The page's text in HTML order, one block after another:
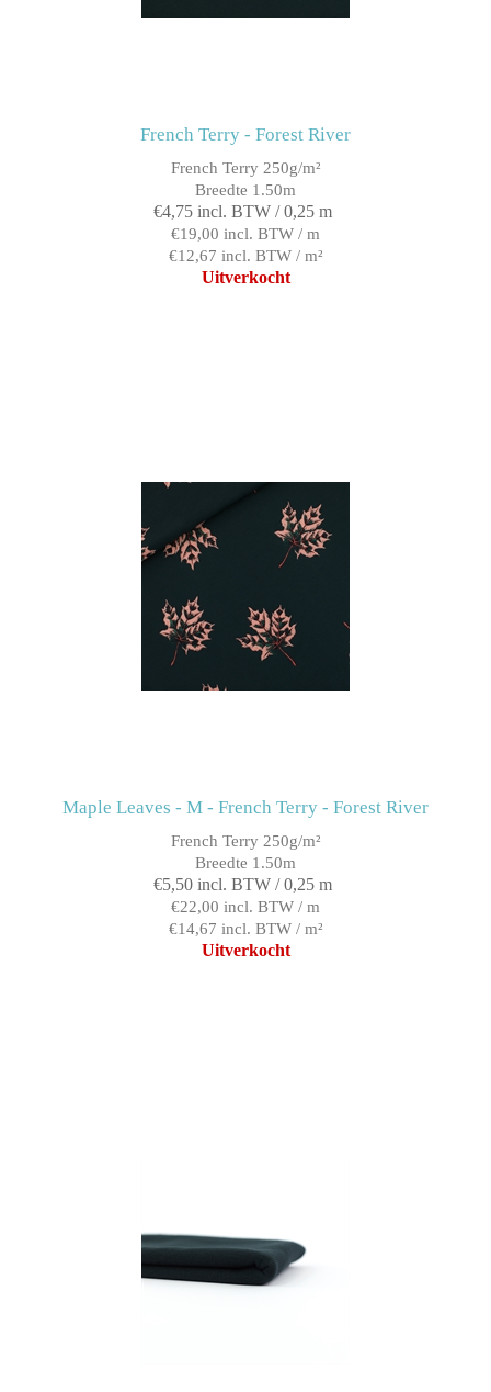
French Terry - Forest River
French Terry 250g/m²
Breedte 1.50m
€4,75 incl. BTW / 0,25 m
€19,00 incl. BTW / m
€12,67 incl. BTW / m²
Uitverkocht
Maple Leaves - M - French Terry - Forest River
French Terry 250g/m²
Breedte 1.50m
€5,50 incl. BTW / 0,25 m
€22,00 incl. BTW / m
€14,67 incl. BTW / m²
Uitverkocht